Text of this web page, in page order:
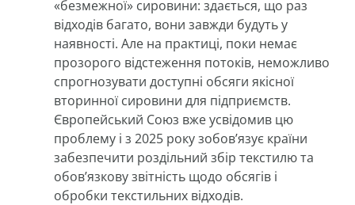
«безмежної» сировини: здається, що раз
відходів багато, вони завжди будуть у
наявності. Але на практиці, поки немає
прозорого відстеження потоків, неможливо
спрогнозувати доступні обсяги якісної
вторинної сировини для підприємств.
Європейський Союз вже усвідомив цю
проблему і з 2025 року зобов’язує країни
забезпечити роздільний збір текстилю та
обов’язкову звітність щодо обсягів і
обробки текстильних відходів.